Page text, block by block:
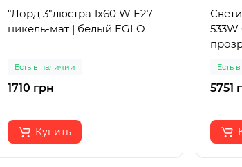
"Лорд 3"люстра 1x60 W E27
никель-мат | белый EGLO
Есть в наличии
1710 грн
Купить
Есть
5751